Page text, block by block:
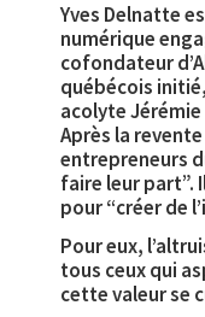
Yves Delnatte
numérique
cofondateur
québécois
acolyte Jérémie
Après la
entrepreneurs
faire leur part”.
pour “créer de
Pour eux,
tous ceux qui
cette valeur se